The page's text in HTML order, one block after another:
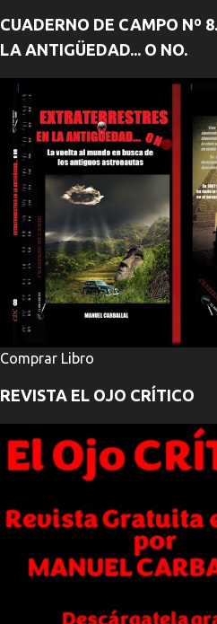
CUADERNO DE CAMPO Nº
LA ANTIGÜEDAD... O NO.
Comprar Libro
REVISTA EL OJO CRÍTICO